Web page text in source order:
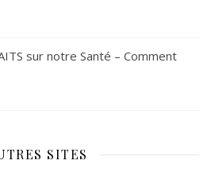
sur notre Santé – Comment
SITES